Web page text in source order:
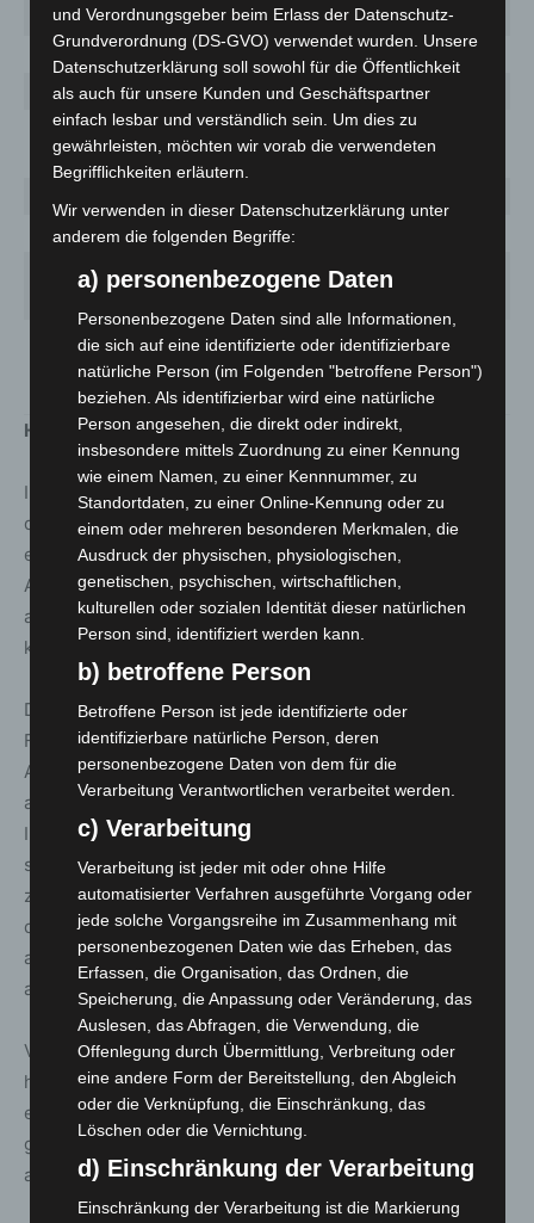
Vechta
5216 (+38) 3 652,3
262
2558 (+10)
Wesermarsch 1637 (+24) 1 848,0
146
Wilhelmshaven,
Stadt
1023 (+14) 1 344,5 25
Wolfenbüttel
1541 (+23) 1 288,2
Wolfsburg,
1971 (+29) 1 584,8
Niedersachsen
gesamt
150968
(+1079)
1 888,6 5216
Hinweise zur Tabelle
In der Übersicht sind ausschließlich Fälle aufgelistet, die
dem Niedersächsischen Landesgesundheitsamt
elektronisch bis 9 Uhr mitgeteilt wurden. Es kann zu
Abweichungen zwischen der NLGA-Tabelle und Angaben
anderer Stellen, etwa der betroffenen Kommunen,
kommen.
Die gegenüber dem vorherigen Tag neu ausgewiesenen
Fälle sind nicht zwingend erst seit der gestrigen
Auflistung neu aufgetreten. Die Gesundheitsämter leiten
als erste Priorität die notwendigen
Infektionsschutzmaßnahmen ein, ggf. erfolgt die
standardisierte Falldatenübermittlung erst danach mit
zeitlicher Verzögerung. Bis zur Übermittlung der Fälle an
das NLGA können einige Tage vergehen. Dies gilt vor
allem, wenn viele Fälle in einem kurzen Zeitraum
auftreten.
Veränderungen mit geringerer Fallzahl können darüber
hinaus auftreten, wenn ein Krankenhaus beispielsweise
einen Todesfall an das örtliche Gesundheitsamt
gemeldet hat, die bzw. der Verstorbene aber in einem
anderen Landkreis gemeldet war.
und Verordnungsgeber beim Erlass der Datenschutz-
Grundverordnung (DS-GVO) verwendet wurden. Unsere
Datenschutzerklärung soll sowohl für die Öffentlichkeit
als auch für unsere Kunden und Geschäftspartner
einfach lesbar und verständlich sein. Um dies zu
gewährleisten, möchten wir vorab die verwendeten
Begrifflichkeiten erläutern.
Wir verwenden in dieser Datenschutzerklärung unter
anderem die folgenden Begriffe:
a) personenbezogene Daten
Personenbezogene Daten sind alle Informationen,
die sich auf eine identifizierte oder identifizierbare
natürliche Person (im Folgenden "betroffene Person")
beziehen. Als identifizierbar wird eine natürliche
Person angesehen, die direkt oder indirekt,
insbesondere mittels Zuordnung zu einer Kennung
wie einem Namen, zu einer Kennnummer, zu
Standortdaten, zu einer Online-Kennung oder zu
einem oder mehreren besonderen Merkmalen, die
Ausdruck der physischen, physiologischen,
genetischen, psychischen, wirtschaftlichen,
kulturellen oder sozialen Identität dieser natürlichen
Person sind, identifiziert werden kann.
b) betroffene Person
Betroffene Person ist jede identifizierte oder
identifizierbare natürliche Person, deren
personenbezogene Daten von dem für die
Verarbeitung Verantwortlichen verarbeitet werden.
c) Verarbeitung
Verarbeitung ist jeder mit oder ohne Hilfe
automatisierter Verfahren ausgeführte Vorgang oder
jede solche Vorgangsreihe im Zusammenhang mit
personenbezogenen Daten wie das Erheben, das
Erfassen, die Organisation, das Ordnen, die
Speicherung, die Anpassung oder Veränderung, das
Auslesen, das Abfragen, die Verwendung, die
Offenlegung durch Übermittlung, Verbreitung oder
eine andere Form der Bereitstellung, den Abgleich
oder die Verknüpfung, die Einschränkung, das
Löschen oder die Vernichtung.
d) Einschränkung der Verarbeitung
Einschränkung der Verarbeitung ist die Markierung